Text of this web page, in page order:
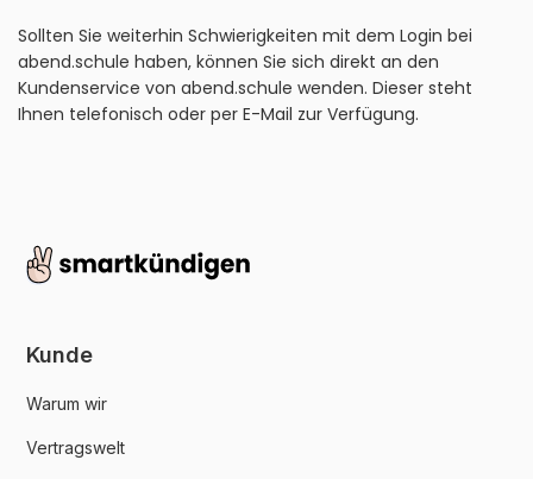
Sollten Sie weiterhin Schwierigkeiten mit dem Login bei
abend.schule haben, können Sie sich direkt an den
Kundenservice von abend.schule wenden. Dieser steht
Ihnen telefonisch oder per E-Mail zur Verfügung.
Kunde
Warum wir
Vertragswelt